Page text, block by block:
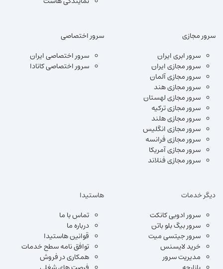
سرور مجازی
سرور ابری ایران
سرور مجازی ایران
سرور مجازی آلمان
سرور مجازی هند
سرور مجازی لهستان
سرور مجازی ترکیه
سرور مجازی هلند
سرور مجازی انگلیس
سرور مجازی فرانسه
سرور مجازی آمریکا
سرور مجازی فنلاند
سرور اختصاصی
سرور اختصاصی ایران
سرور اختصاصی کانادا
دیگر خدمات
سرور ادوبی کانکت
سرور بیگ بلو باتن
سرور جیتسی میت
خرید لایسنس
مدیریت سرور
هاستیدا
تماس با ما
درباره ما
قوانین هاستیدا
توافق نامه سطح خدمات
همکاری در فروش